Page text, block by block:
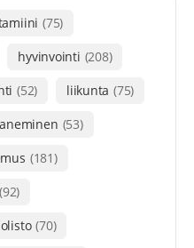
(75)
hyvinvointi (208)
(52) liikunta (75)
(53)
(181)
(92)
(70)